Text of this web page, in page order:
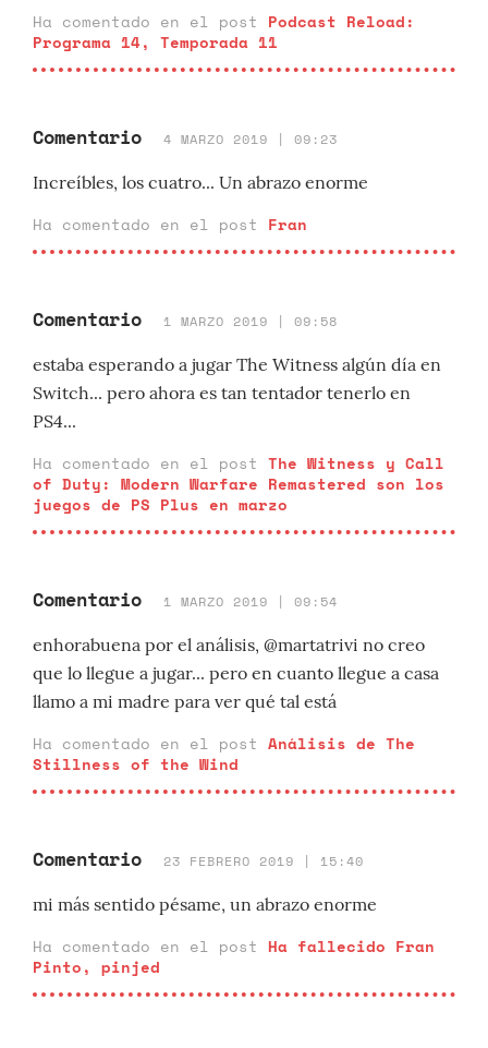
Ha comentado en el post Podcast Reload:
Programa 14, Temporada 11
Comentario 4 MARZO 2019 | 09:23
Increíbles, los cuatro... Un abrazo enorme
Ha comentado en el post Fran
Comentario 1 MARZO 2019 | 09:58
estaba esperando a jugar The Witness algún día en
Switch... pero ahora es tan tentador tenerlo en
PS4...
Ha comentado en el post The Witness y Call
of Duty: Modern Warfare Remastered son los
juegos de PS Plus en marzo
Comentario 1 MARZO 2019 | 09:54
enhorabuena por el análisis, @martatrivi no creo
que lo llegue a jugar... pero en cuanto llegue a casa
llamo a mi madre para ver qué tal está
Ha comentado en el post Análisis de The
Stillness of the Wind
Comentario 23 FEBRERO 2019 | 15:40
mi más sentido pésame, un abrazo enorme
Ha comentado en el post Ha fallecido Fran
Pinto, pinjed